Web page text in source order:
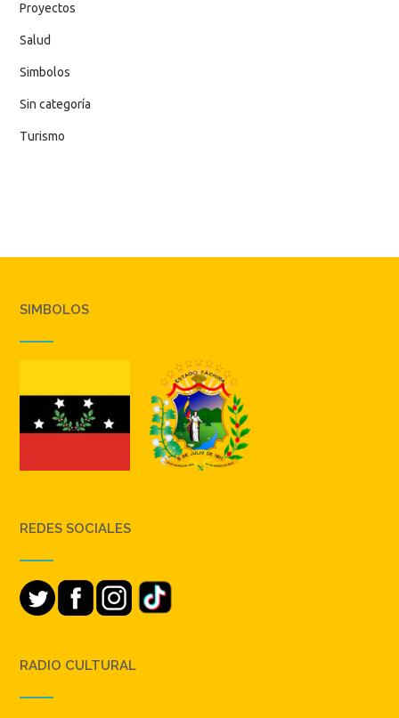
Proyectos
Salud
Simbolos
Sin categoría
Turismo
SIMBOLOS
REDES SOCIALES
RADIO CULTURAL